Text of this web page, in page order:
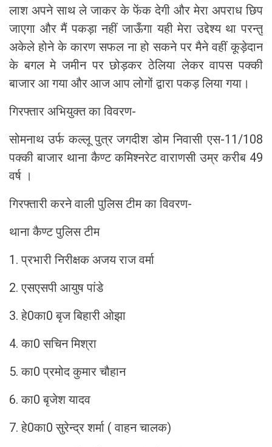
लाश अपने साथ ले जाकर के फेंक देगी और मेरा अपराध छिप
जाएगा और मैं पकड़ा नहीं जाऊँगा यही मेरा उद्देश्य था परन्तु
अकेले होने के कारण सफल ना हो सकने पर मैने वहीं कूड़ेदान
के बगल मे जमीन पर छोड़कर ठेलिया लेकर वापस पक्की
बाजार आ गया और आज आप लोगों द्वारा पकड़ लिया गया।
गिरफ्तार अभियुक्त का विवरण-
सोमनाथ उर्फ कल्लू पुत्र जगदीश डोम निवासी एस-11/108
पक्की बाजार थाना कैण्ट कमिश्नरेट वाराणसी उम्र करीब 49
वर्ष ।
गिरफ्तारी करने वाली पुलिस टीम का विवरण-
थाना कैण्ट पुलिस टीम
1. प्रभारी निरीक्षक अजय राज वर्मा
2. एसएसपी आयुष पांडे
3. हे0का0 बृज बिहारी ओझा
4. का0 सचिन मिश्रा
5. का0 प्रमोद कुमार चौहान
6. का0 बृजेश यादव
7. हे0का0 सुरेन्द्र शर्मा ( वाहन चालक)